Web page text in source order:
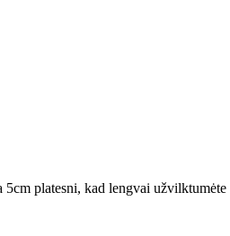
platesni, kad lengvai užvilktumėte